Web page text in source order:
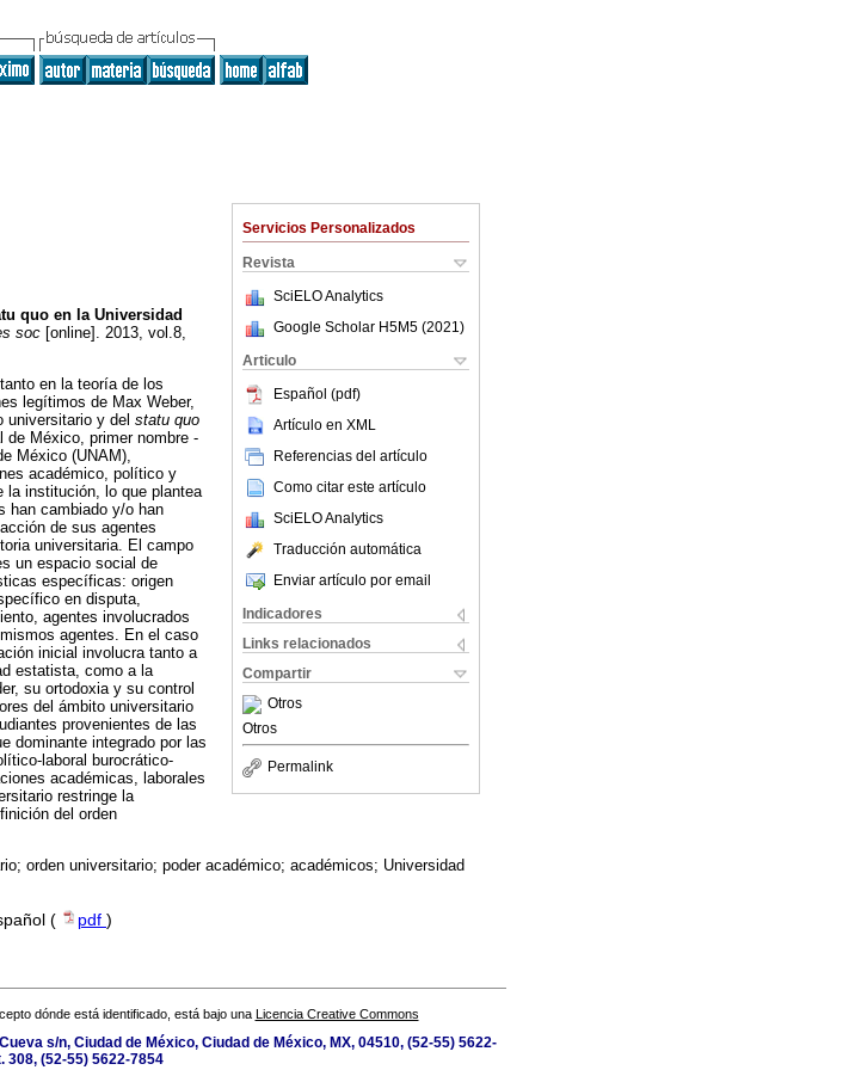
Servicios Personalizados
Revista
SciELO Analytics
Google Scholar H5M5 (2021 )
Articulo
Español (pdf)
Artículo en XML
Referencias del artículo
Como citar este artículo
SciELO Analytics
Traducción automática
Enviar artículo por email
Indicadores
Links relacionados
Compartir
Otros
Otros
Permalink
quo en la Universidad
soc [online]. 2013, vol.8,
en la teoría de los
legítimos de Max Weber,
universitario y del statu quo
de México, primer nombre -
México (UNAM),
académico, político y
la institución, lo que plantea
han cambiado y/o han
de sus agentes
universitaria. El campo
un espacio social de
específicas: origen
en disputa,
agentes involucrados
agentes. En el caso
inicial involucra tanto a
estatista, como a la
su ortodoxia y su control
del ámbito universitario
provenientes de las
dominante integrado por las
laboral burocrático-
académicas, laborales
restringe la
del orden
orden universitario; poder académico; académicos; Universidad
( pdf )
dónde está identificado, está bajo una Licencia Creative Commons
s/n, Ciudad de México, Ciudad de México, MX, 04510, (52-55) 5622-
308, (52-55) 5622-7854